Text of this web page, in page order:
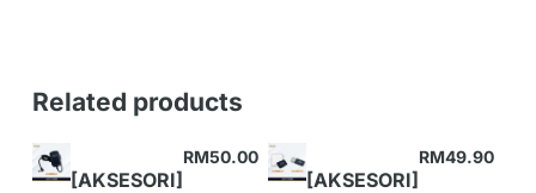
Related products
[AKSESORI]
RM50.00
[AKSESORI]
RM49.90